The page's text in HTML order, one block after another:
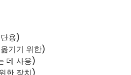
용)
기기 위한)
데 사용)
한 장치)